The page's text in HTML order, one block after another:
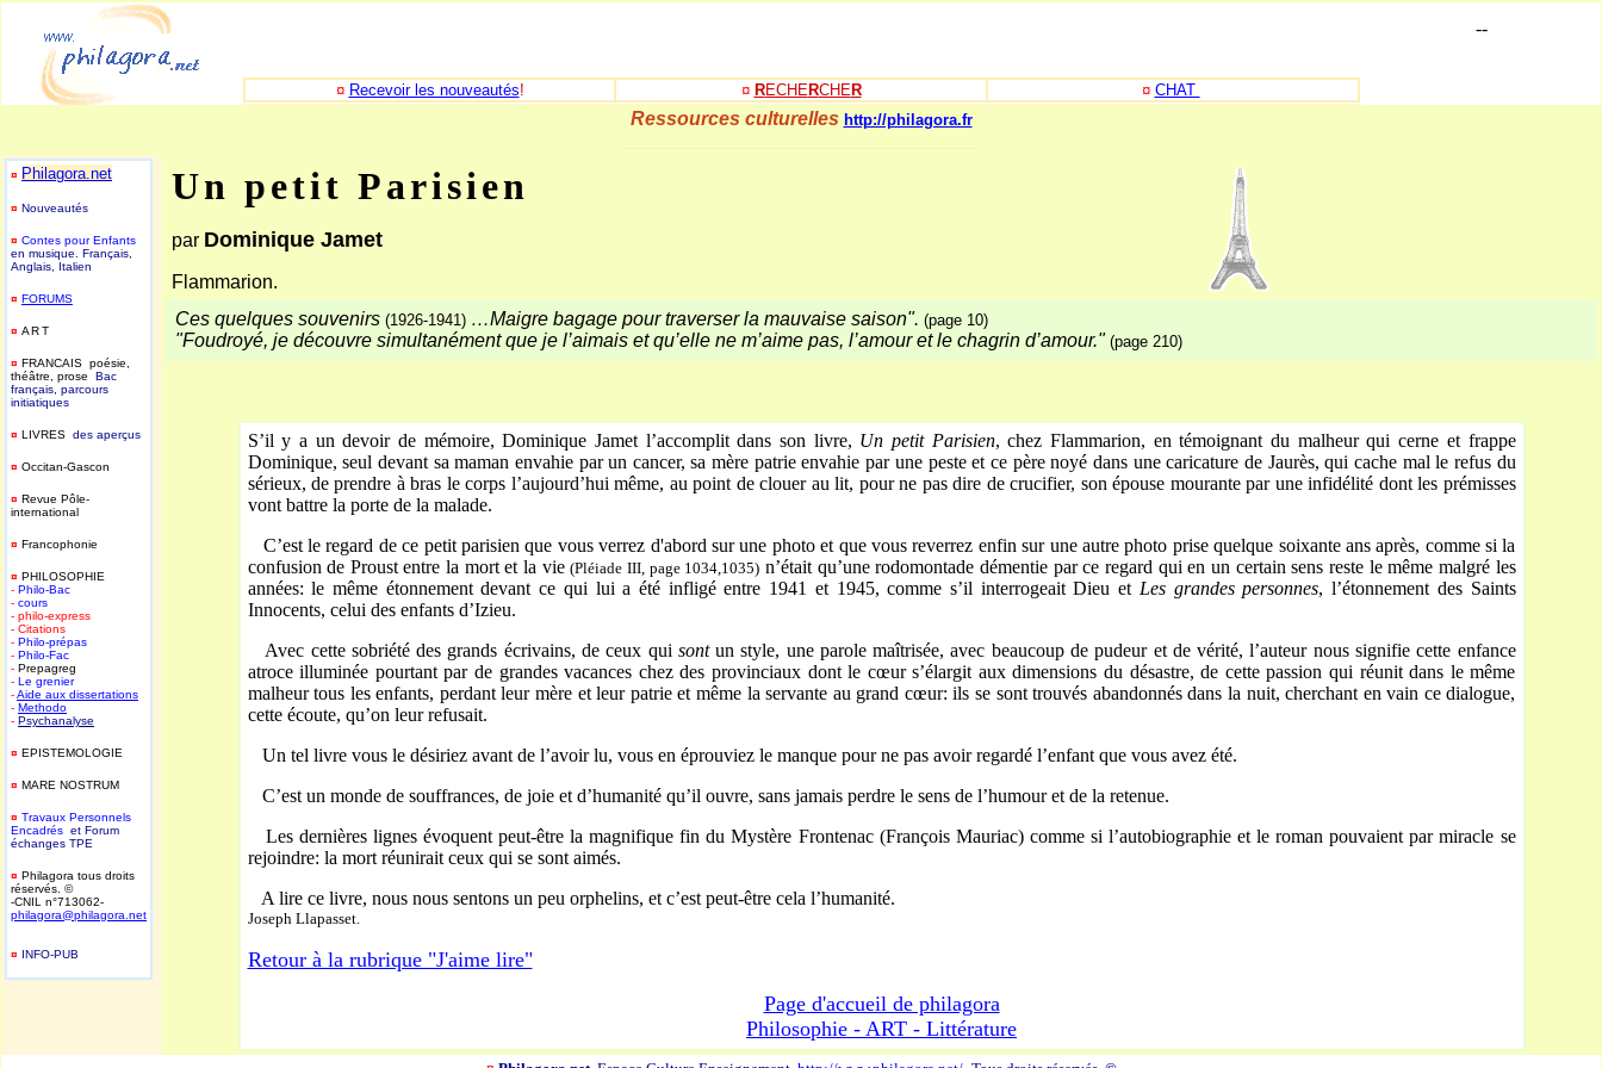
¤ Recevoir les nouveautés! ¤ RECHERCHER ¤ CHAT
--
Ressources culturelles http://philagora.fr
¤ Philagora.net
¤ Nouveautés
¤ Contes pour Enfants
en musique. Français,
Anglais, Italien
¤ FORUMS
¤ ART
¤ FRANCAIS poésie,
théâtre, prose
Bac
français, parcours
initiatiques
¤ LIVRES des aperçus
¤ Occitan-Gascon
¤ Revue Pôle-
international
¤ Francophonie
¤ PHILOSOPHIE
- Philo-Bac
- cours
- philo-express
- Citations
- Philo-prépas
- Philo-Fac
- Prepagreg
- Le grenier
-Aide aux dissertations
- Methodo
- Psychanalyse
¤ EPISTEMOLOGIE
¤ MARE NOSTRUM
¤ Travaux Personnels
Encadrés et Forum
échanges TPE
¤ Philagora tous droits
réservés. ©
-CNIL n°713062-
philagora@philagora.net
¤ INFO-PUB
Un petit Parisien
par Dominique Jamet
Flammarion.
Ces quelques souvenirs (1926-1941) …Maigre bagage pour traverser la mauvaise saison". (page 10)
"Foudroyé, je découvre simultanément que je l’aimais et qu’elle ne m’aime pas, l’amour et le chagrin d’amour." (page 210)
S’il y a un devoir de mémoire, Dominique Jamet l’accomplit dans son livre, Un petit Parisien, chez Flammarion, en témoignant du malheur qui cerne et frappe
Dominique, seul devant sa maman envahie par un cancer, sa mère patrie envahie par une peste et ce père noyé dans une caricature de Jaurès, qui cache mal le refus du
sérieux, de prendre à bras le corps l’aujourd’hui même, au point de clouer au lit, pour ne pas dire de crucifier, son épouse mourante par une infidélité dont les prémisses
vont battre la porte de la malade.
C’est le regard de ce petit parisien que vous verrez d'abord sur une photo et que vous reverrez enfin sur une autre photo prise quelque soixante ans après, comme si la
confusion de Proust entre la mort et la vie(Pléiade III, page 1034,1035) n’était qu’une rodomontade démentie par ce regard qui en un certain sens reste le même malgré les
années: le même étonnement devant ce qui lui a été infligé entre 1941 et 1945, comme s’il interrogeait Dieu et Les grandes personnes, l’étonnement des Saints
Innocents, celui des enfants d’Izieu.
Avec cette sobriété des grands écrivains, de ceux qui sontun style, une parole maîtrisée, avec beaucoup de pudeur et de vérité, l’auteur nous signifie cette enfance
atroce illuminée pourtant par de grandes vacances chez des provinciaux dont le cœur s’élargit aux dimensions du désastre, de cette passion qui réunit dans le même
malheur tous les enfants, perdant leur mère et leur patrie et même la servante au grand cœur: ils se sont trouvés abandonnés dans la nuit, cherchant en vain ce dialogue,
cette écoute, qu’on leur refusait.
Un tel livre vous le désiriez avant de l’avoir lu, vous en éprouviez le manque pour ne pas avoir regardé l’enfant que vous avez été.
C’est un monde de souffrances, de joie et d’humanité qu’il ouvre, sans jamais perdre le sens de l’humour et de la retenue.
Les dernières lignes évoquent peut-être la magnifique fin du Mystère Frontenac (François Mauriac) comme si l’autobiographie et le roman pouvaient par miracle se
rejoindre: la mort réunirait ceux qui se sont aimés.
A lire ce livre, nous nous sentons un peu orphelins, et c’est peut-être cela l’humanité.
Joseph Llapasset.
Retour à la rubrique "J'aime lire"
Page d'accueil de philagora
Philosophie - ART - Littérature